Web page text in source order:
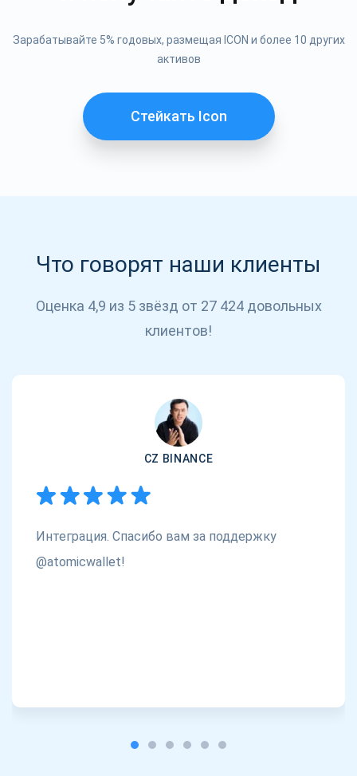
Зарабатывайте 5% годовых, размещая ICON и более 10 других
активов
Стейкать Icon
Что говорят наши клиенты
Оценка 4,9 из 5 звёзд от 27 424 довольных
клиентов!
CZ BINANCE
Интеграция. Спасибо вам за поддержку
@atomicwallet!
Подписывайся